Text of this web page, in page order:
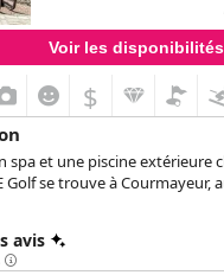
Voir les disponibilités
$
spa et une piscine extérieure
Golf se trouve à Courmayeur,
avis